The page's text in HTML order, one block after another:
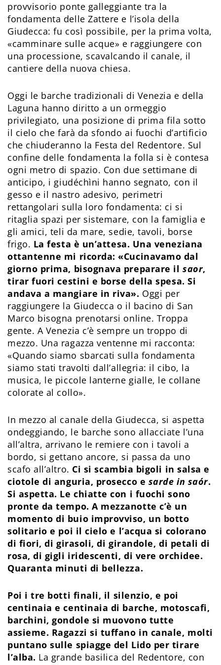
provvisorio ponte galleggiante tra la
fondamenta delle Zattere e l’isola della
Giudecca: fu così possibile, per la prima volta,
«camminare sulle acque» e raggiungere con
una processione, scavalcando il canale, il
cantiere della nuova chiesa.
Oggi le barche tradizionali di Venezia e della
Laguna hanno diritto a un ormeggio
privilegiato, una posizione di prima fila sotto
il cielo che farà da sfondo ai fuochi d’artificio
che chiuderanno la Festa del Redentore. Sul
confine delle fondamenta la folla si è contesa
ogni metro di spazio. Con due settimane di
anticipo, i giudéchìni hanno segnato, con il
gesso e il nastro adesivo, perimetri
rettangolari sulla loro fondamenta: ci si
ritaglia spazi per sistemare, con la famiglia e
gli amici, teli da mare, sedie, tavoli, borse
frigo. La festa è un’attesa. Una veneziana
ottantenne mi ricorda: «Cucinavamo dal
giorno prima, bisognava preparare il saor,
tirar fuori cestini e borse della spesa. Si
andava a mangiare in riva». Oggi per
raggiungere la Giudecca o il bacino di San
Marco bisogna prenotarsi online. Troppa
gente. A Venezia c’è sempre un troppo di
mezzo. Una ragazza ventenne mi racconta:
«Quando siamo sbarcati sulla fondamenta
siamo stati travolti dall’allegria: il cibo, la
musica, le piccole lanterne gialle, le collane
colorate al collo».
In mezzo al canale della Giudecca, si aspetta
ondeggiando, le barche sono allacciate l’una
all’altra, arrivano le remiere con i tavoli a
bordo, si gettano ancore, si passa da uno
scafo all’altro. Ci si scambia bigoli in salsa e
ciotole di anguria, prosecco e sarde in saór.
Si aspetta. Le chiatte con i fuochi sono
pronte da tempo. A mezzanotte c’è un
momento di buio improvviso, un botto
solitario e poi il cielo e l’acqua si colorano
di fiori, di girasoli, di girandole, di petali di
rosa, di gigli iridescenti, di vere orchidee.
Quaranta minuti di bellezza.
Poi i tre botti finali, il silenzio, e poi
centinaia e centinaia di barche, motoscafi,
barchini, gondole si muovono tutte
assieme. Ragazzi si tuffano in canale, molti
puntano sulle spiagge del Lido per tirare
l’alba. La grande basilica del Redentore, con